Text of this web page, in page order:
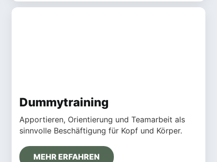
Dummytraining
Apportieren, Orientierung und Teamarbeit als
sinnvolle Beschäftigung für Kopf und Körper.
MEHR ERFAHREN